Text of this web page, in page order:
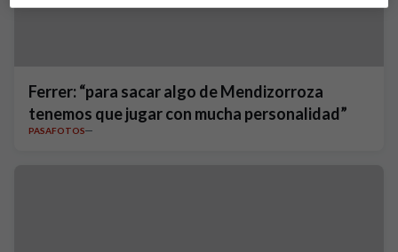
Ferrer: “para sacar algo de Mendizorroza
tenemos que jugar con mucha personalidad”
PASAFOTOS